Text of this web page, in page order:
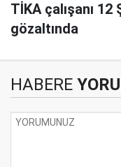
TİKA çalışanı
gözaltında
HABERE